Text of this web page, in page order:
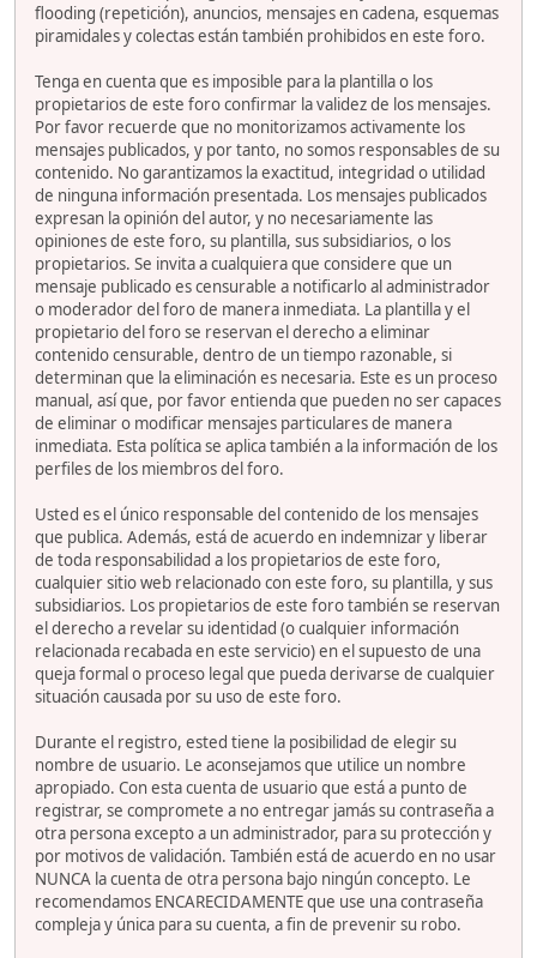
flooding (repetición), anuncios, mensajes en cadena, esquemas
piramidales y colectas están también prohibidos en este foro.
Tenga en cuenta que es imposible para la plantilla o los
propietarios de este foro confirmar la validez de los mensajes.
Por favor recuerde que no monitorizamos activamente los
mensajes publicados, y por tanto, no somos responsables de su
contenido. No garantizamos la exactitud, integridad o utilidad
de ninguna información presentada. Los mensajes publicados
expresan la opinión del autor, y no necesariamente las
opiniones de este foro, su plantilla, sus subsidiarios, o los
propietarios. Se invita a cualquiera que considere que un
mensaje publicado es censurable a notificarlo al administrador
o moderador del foro de manera inmediata. La plantilla y el
propietario del foro se reservan el derecho a eliminar
contenido censurable, dentro de un tiempo razonable, si
determinan que la eliminación es necesaria. Este es un proceso
manual, así que, por favor entienda que pueden no ser capaces
de eliminar o modificar mensajes particulares de manera
inmediata. Esta política se aplica también a la información de los
perfiles de los miembros del foro.
Usted es el único responsable del contenido de los mensajes
que publica. Además, está de acuerdo en indemnizar y liberar
de toda responsabilidad a los propietarios de este foro,
cualquier sitio web relacionado con este foro, su plantilla, y sus
subsidiarios. Los propietarios de este foro también se reservan
el derecho a revelar su identidad (o cualquier información
relacionada recabada en este servicio) en el supuesto de una
queja formal o proceso legal que pueda derivarse de cualquier
situación causada por su uso de este foro.
Durante el registro, ested tiene la posibilidad de elegir su
nombre de usuario. Le aconsejamos que utilice un nombre
apropiado. Con esta cuenta de usuario que está a punto de
registrar, se compromete a no entregar jamás su contraseña a
otra persona excepto a un administrador, para su protección y
por motivos de validación. También está de acuerdo en no usar
NUNCA la cuenta de otra persona bajo ningún concepto. Le
recomendamos ENCARECIDAMENTE que use una contraseña
compleja y única para su cuenta, a fin de prevenir su robo.